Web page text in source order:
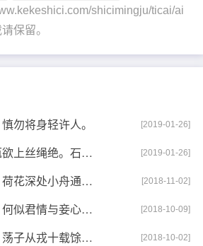
shicimingju/ticai/ai
保留。
勿将身轻许人。 [2019-01-26]
井底引银瓶，银瓶欲上丝绳绝。石上磨玉簪，玉簪欲成中 [2019-01-26]
菱叶萦波荷飐风，荷花深处小舟通。逢郎欲语低头笑，碧 [2018-11-02]
借问江潮与海水，何似君情与妾心？相恨不如潮有信，相 [2018-10-09]
清风明月苦相思，荡子从戎十载馀。征人去日殷勤嘱，归 [2018-10-02]